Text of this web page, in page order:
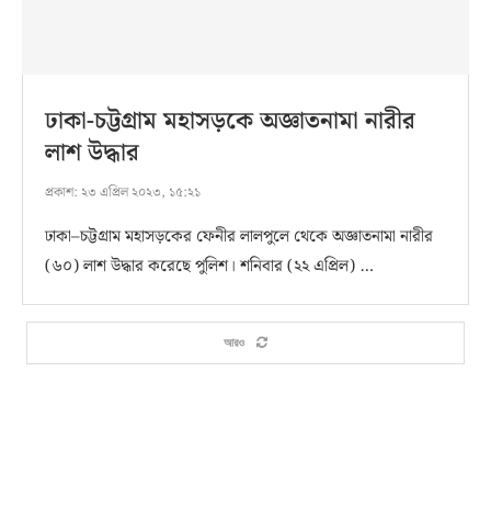
ঢাকা-চট্টগ্রাম মহাসড়কে অজ্ঞাতনামা নারীর
লাশ উদ্ধার
প্রকাশ: ২৩ এপ্রিল ২০২৩, ১৫:২১
ঢাকা–চট্টগ্রাম মহাসড়কের ফেনীর লালপুলে থেকে অজ্ঞাতনামা নারীর
(৬০) লাশ উদ্ধার করেছে পুলিশ। শনিবার (২২ এপ্রিল) …
আরও